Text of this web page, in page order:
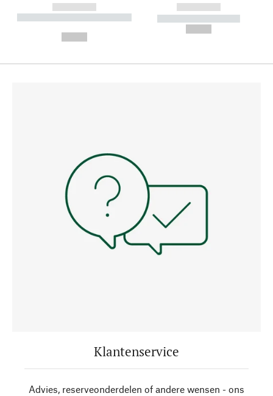
------------
----------- ----------- --------
------------
----------- -----------
Klantenservice
Advies, reserveonderdelen of andere wensen - ons